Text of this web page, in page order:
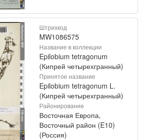
Штрихкод
MW1086575
Название в коллекции
Epilobium tetragonum
(Кипрей четырехгранный)
Принятое название
Epilobium tetragonum L.
(Кипрей четырехгранный)
Районирование
Восточная Европа,
Восточный район (E10)
(Россия)